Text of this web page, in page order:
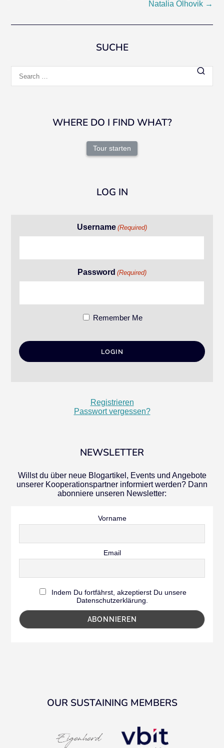
Natalia Olhovik →
SUCHE
for:
WHERE DO I FIND WHAT?
Tour starten
LOG IN
Username (Required)
Password (Required)
Remember Me
Registrieren
Passwort vergessen?
NEWSLETTER
Willst du über neue Blogartikel, Events und Angebote
unserer Kooperationspartner informiert werden? Dann
abonniere unseren Newsletter:
Vorname
Email
Indem Du fortfährst, akzeptierst Du unsere
Datenschutzerklärung.
OUR SUSTAINING MEMBERS